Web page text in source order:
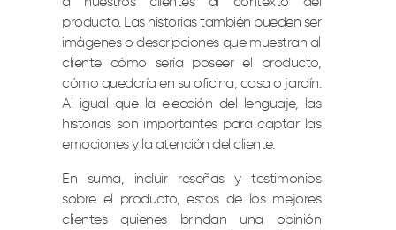
producto. Lashistorias también pueden ser
imágenes o descripciones que muestran al
cliente cómo sería poseer el producto,
cómo quedaría en su oficina, casa o jardín.
Al igual que la elección del lenguaje, las
historias son importantes para captar las
emociones y la atención del cliente.
En suma, incluir reseñas y testimonios
sobre el producto, estos de los mejores
clientes quienes brindan una opinión